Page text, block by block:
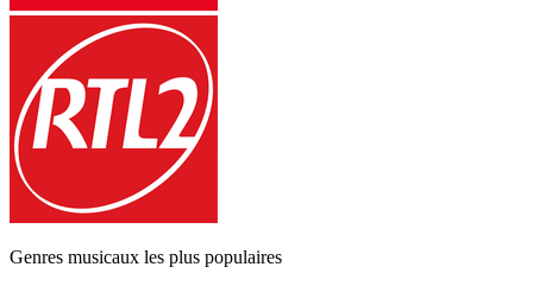
Genres musicaux les plus populaires